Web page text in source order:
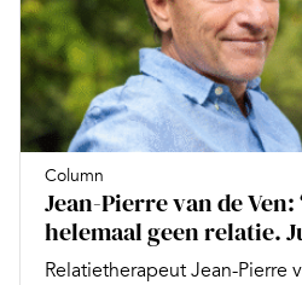
Column
Jean-Pierre van de Ven:
helemaal geen relatie.
Relatietherapeut Jean-Pierre